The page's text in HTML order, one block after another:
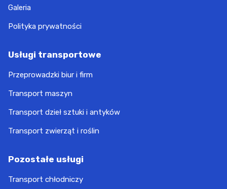
Galeria
Polityka prywatności
Usługi transportowe
Przeprowadzki biur i firm
Transport maszyn
Transport dzieł sztuki i antyków
Transport zwierząt i roślin
Pozostałe usługi
Transport chłodniczy